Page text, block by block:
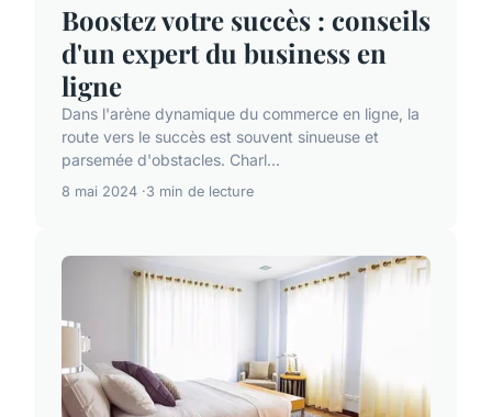
Boostez votre succès : conseils
d'un expert du business en
ligne
Dans l'arène dynamique du commerce en ligne, la
route vers le succès est souvent sinueuse et
parsemée d'obstacles. Charl...
8 mai 2024 3 min de lecture